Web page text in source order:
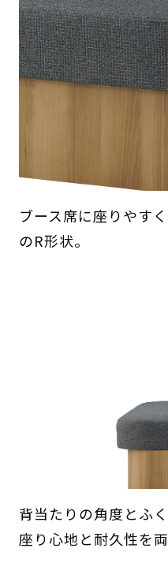
ブース席に座りやす
のR形状。
背当たりの角度とふ
座り心地と耐久性を両